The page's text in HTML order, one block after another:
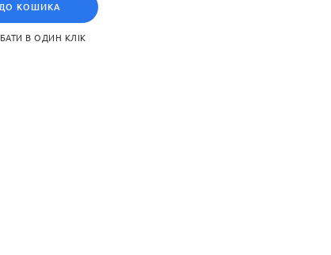
родзинку в
ДО КОШИКА
В ОДИН КЛІК